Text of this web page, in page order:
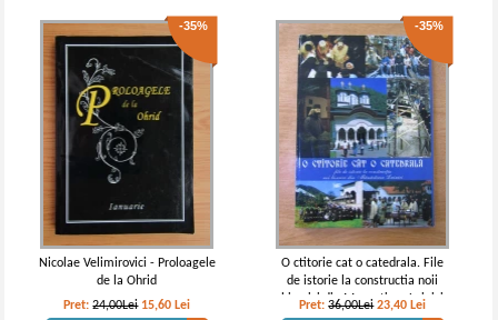
-35%
Nicolae Velimirovici - Proloagele
de la Ohrid
Pret:24,00Lei 15,60 Lei
-35%
O ctitorie cat o catedrala. File
de istorie la constructia noii
biserici din Manastirea Lainici
1990 - 2011
Pret:36,00Lei 23,40 Lei